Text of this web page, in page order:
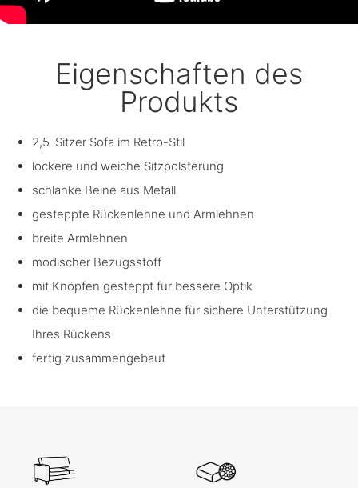
Eigenschaften des
Produkts
2,5-Sitzer Sofa im Retro-Stil
lockere und weiche Sitzpolsterung
schlanke Beine aus Metall
gesteppte Rückenlehne und Armlehnen
breite Armlehnen
modischer Bezugsstoff
mit Knöpfen gesteppt für bessere Optik
die bequeme Rückenlehne für sichere Unterstützung
Ihres Rückens
fertig zusammengebaut